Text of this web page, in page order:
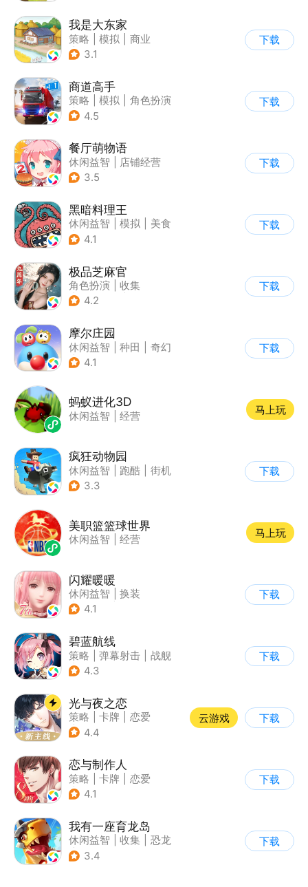
我是大东家
策略 模拟
商业
| 卡通
3.1
下载
商道高手
策略 模拟
角色扮演
| 收集
4.5
下载
餐厅萌物语
休闲益智
店铺经营
| 美食
3.5
下载
黑暗料理王
休闲益智 模拟
美食
| 卡通
4.1
下载
极品芝麻官
角色扮演
收集
| 架空历史
4.2
下载
摩尔庄园
休闲益智 种田
奇幻
| 摩尔庄园
4.1
下载
蚂蚁进化3D
休闲益智 经营
马上玩
疯狂动物园
休闲益智 跑酷
街机
| 像素风
3.3
下载
美职篮篮球世界
休闲益智 经营
马上玩
闪耀暖暖
休闲益智
换装
| 美少女
4.1
下载
碧蓝航线
策略 弹幕射击
战舰
| 美少女
4.3
下载
光与夜之恋
策略 卡牌
恋爱
| 乙女
4.4
云游戏 下载
恋与制作人
策略 卡牌
恋爱
| 乙女
4.1
下载
我有一座育龙岛
休闲益智 收集
恐龙
| 宠物养成
3.4
下载